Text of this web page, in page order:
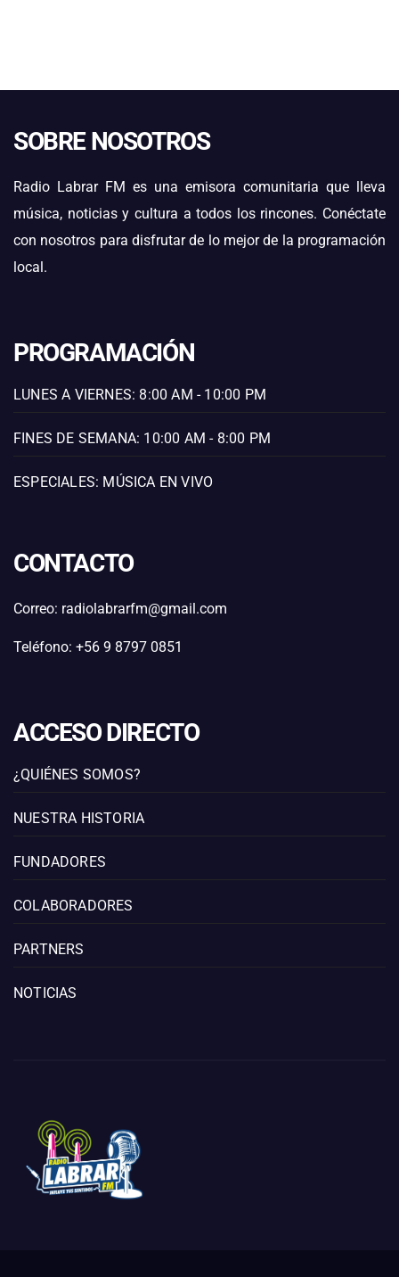
SOBRE NOSOTROS
Radio Labrar FM es una emisora comunitaria que lleva
música, noticias y cultura a todos los rincones. Conéctate
con nosotros para disfrutar de lo mejor de la programación
local.
PROGRAMACIÓN
LUNES A VIERNES: 8:00 AM - 10:00 PM
FINES DE SEMANA: 10:00 AM - 8:00 PM
ESPECIALES: MÚSICA EN VIVO
CONTACTO
Correo: radiolabrarfm@gmail.com
Teléfono: +56 9 8797 0851
ACCESO DIRECTO
¿QUIÉNES SOMOS?
NUESTRA HISTORIA
FUNDADORES
COLABORADORES
PARTNERS
NOTICIAS